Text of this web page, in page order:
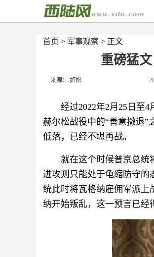
首页 > 军事观察 > 正文
重磅猛
来源： 如松
经过2022年2月25日至4
赫尔松战役中的“善意撤退
低落，已经不堪再战。
就在这个时候普京总统
进攻则只能处于龟缩防守的
统此时将瓦格纳雇佣军派上
纳开始叛乱，这一预言已经